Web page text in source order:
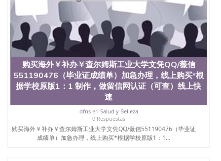
学院的毕业证成绩单所使用的材料，尺寸大小，防伪
结构（包括：水印，阴影底纹，钢印LOGO烫金烫
银，LOGO烫金烫银复合重叠。 文字图案浮雕，激光
镭射，紫外荧光，温感，复印防伪）都有原版本文凭
对照。质量得到了广大海外客户群体的认可，同时和
海外学校留学中介， 同时能做到与时俱进，及时掌握
各大院校的（毕业证，成绩单，资格证，学生卡，结
业证，录取通知书，在读证明等相关材料）的版本更
新信息， 能够在时间掌握的海外学历文凭的样版，尺
寸大小，纸张材质，防伪技术等等，并在时间收集到
原版实物，以求达到客户的需求。 我们的优势： 我
们在保证合理定价的同时，坚持较高性价比，通过品
质和效率不断优化，为您倾情诠释什么是高性价比。
咨询顾问：Sam q/微信:551190476 Q/微
信:551190476办理毕业证成绩单、教育部认证,录取通
购买海外￥补办￥查尔姆斯工业大学文凭QQ/薇信
551190476（毕业证成绩单）加急办理，线上购买*根
据学校原版1：1 制作，做留信网认证（可查）线上快
速
dfnsen Salud y Belleza
0 Respuestas
购买海外￥补办￥查尔姆斯工业大学文凭QQ/薇信551190476（毕业证
成绩单）加急办理，线上购买*根据学校原版1：1...